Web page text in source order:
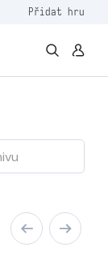
Přidat hru
R S